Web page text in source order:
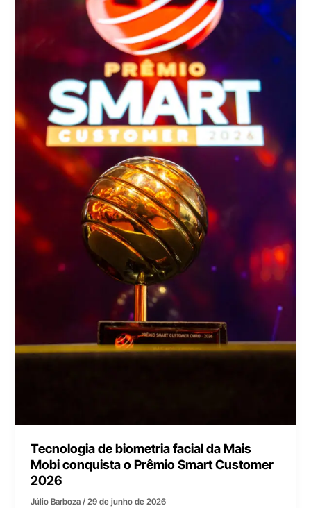
Tecnologia de biometria facial da Mais
Mobi conquista o Prêmio Smart Customer
2026
Júlio Barboza/29 de junho de 2026